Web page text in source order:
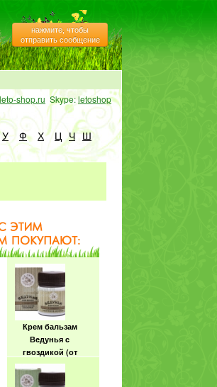
нажмите, чтобы
отправить сообщение
shop.ru Skype:letoshop
У Ф Х Ц Ч Ш
Крем бальзам
Ведунья c
гвоздикой (от
укусов насекомых)